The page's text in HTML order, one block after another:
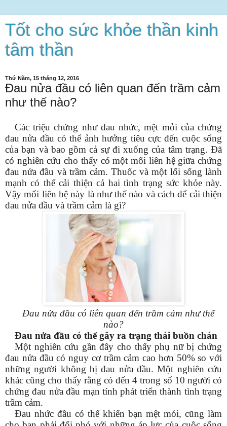
Tốt cho sức khỏe thần kinh
tâm thần
Thứ Năm, 15 tháng 12, 2016
Đau nửa đầu có liên quan đến trầm cảm
như thế nào?
Các triệu chứng như đau nhức, mệt mỏi của chứng
đau nửa đầu có thể ảnh hưởng tiêu cực đến cuộc sống
của bạn và bao gồm cả sự đi xuống của tâm trạng. Đã
có nghiên cứu cho thấy có một mối liên hệ giữa chứng
đau nửa đầu và trầm cảm. Thuốc và một lối sống lành
mạnh có thể cải thiện cả hai tình trạng sức khỏe này.
Vậy mối liên hệ này là như thế nào và cách để cải thiện
đau nửa đầu và trầm cảm là gì?
Đau nửa đầu có liên quan đến trầm cảm như thế
nào?
Đau nửa đầu có thể gây ra trạng thái buồn chán
Một nghiên cứu gần đây cho thấy phụ nữ bị chứng
đau nửa đầu có nguy cơ trầm cảm cao hơn 50% so với
những người không bị đau nửa đầu. Một nghiên cứu
khác cũng cho thấy rằng có đến 4 trong số 10 người có
chứng đau nửa đầu mạn tính phát triển thành tình trạng
trầm cảm.
Đau nhức đầu có thể khiến bạn mệt mỏi, cũng làm